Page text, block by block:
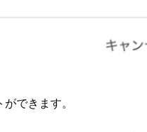
できます。